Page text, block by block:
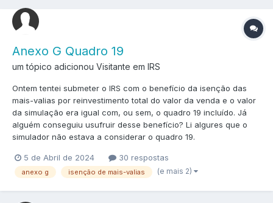
Anexo G Quadro 19
um tópico adicionou Visitante em IRS
Ontem tentei submeter o IRS com o benefício da isenção das
mais-valias por reinvestimento total do valor da venda e o valor
da simulação era igual com, ou sem, o quadro 19 incluído. Já
alguém conseguiu usufruir desse benefício? Li algures que o
simulador não estava a considerar o quadro 19.
5 de Abril de 2024 30 respostas
anexo g isenção de mais-valias (e mais 2)